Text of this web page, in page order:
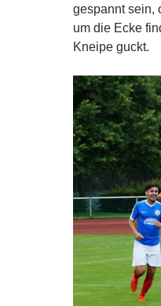
gespannt sein,
um die Ecke
Kneipe guckt.